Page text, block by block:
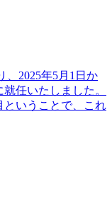
、2025年5月1日か
任いたしました。
ということで、これ